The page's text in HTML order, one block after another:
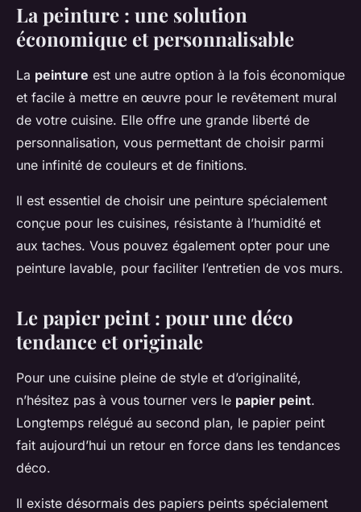
La peinture : une solution
économique et personnalisable
La peinture est une autre option à la fois économique
et facile à mettre en œuvre pour le revêtement mural
de votre cuisine. Elle offre une grande liberté de
personnalisation, vous permettant de choisir parmi
une infinité de couleurs et de finitions.
Il est essentiel de choisir une peinture spécialement
conçue pour les cuisines, résistante à l’humidité et
aux taches. Vous pouvez également opter pour une
peinture lavable, pour faciliter l’entretien de vos murs.
Le papier peint : pour une déco
tendance et originale
Pour une cuisine pleine de style et d’originalité,
n’hésitez pas à vous tourner vers le papier peint.
Longtemps relégué au second plan, le papier peint
fait aujourd’hui un retour en force dans les tendances
déco.
Il existe désormais des papiers peints spécialement